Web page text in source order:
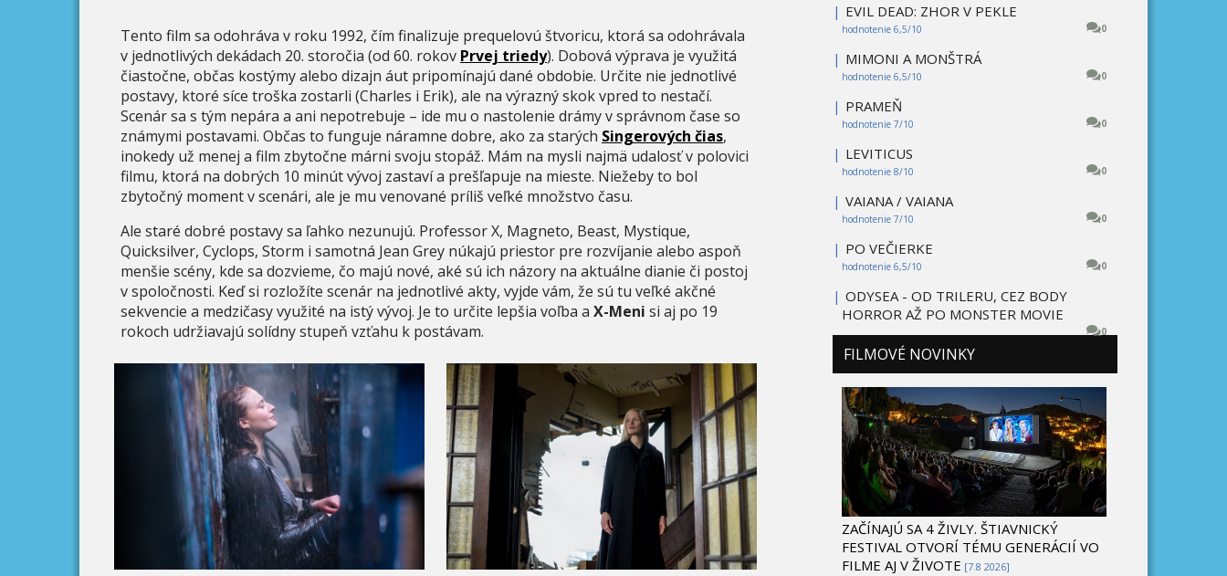
Tento film sa odohráva v roku 1992, čím finalizuje prequelovú štvoricu, ktorá sa odohrávala
v jednotlivých dekádach 20. storočia (od 60. rokov Prvej triedy). Dobová výprava je využitá
čiastočne, občas kostýmy alebo dizajn áut pripomínajú dané obdobie. Určite nie jednotlivé
postavy, ktoré síce troška zostarli (Charles i Erik), ale na výrazný skok vpred to nestačí.
Scenár sa s tým nepára a ani nepotrebuje – ide mu o nastolenie drámy v správnom čase so
známymi postavami. Občas to funguje náramne dobre, ako za starých Singerových čias,
inokedy už menej a film zbytočne márni svoju stopáž. Mám na mysli najmä udalosť v polovici
filmu, ktorá na dobrých 10 minút vývoj zastaví a prešľapuje na mieste. Niežeby to bol
zbytočný moment v scenári, ale je mu venované príliš veľké množstvo času.
Ale staré dobré postavy sa ľahko nezunujú. Professor X, Magneto, Beast, Mystique,
Quicksilver, Cyclops, Storm i samotná Jean Grey núkajú priestor pre rozvíjanie alebo aspoň
menšie scény, kde sa dozvieme, čo majú nové, aké sú ich názory na aktuálne dianie či postoj
v spoločnosti. Keď si rozložíte scenár na jednotlivé akty, vyjde vám, že sú tu veľké akčné
sekvencie a medzičasy využité na istý vývoj. Je to určite lepšia voľba a X-Meni si aj po 19
rokoch udržiavajú solídny stupeň vzťahu k postávam.
| EVIL DEAD: ZHOR V PEKLE
0
hodnotenie 6,5/10
| MIMONI A MONŠTRÁ
0
hodnotenie 6,5/10
| PRAMEŇ
0
hodnotenie 7/10
| LEVITICUS
0
hodnotenie 8/10
| VAIANA / VAIANA
0
hodnotenie 7/10
| PO VEČIERKE
0
hodnotenie 6,5/10
| ODYSEA - OD TRILERU, CEZ BODY
HORROR AŽ PO MONSTER MOVIE
0
FILMOVÉ NOVINKY
ZAČÍNAJÚ SA 4 ŽIVLY. ŠTIAVNICKÝ
FESTIVAL OTVORÍ TÉMU GENERÁCIÍ VO
FILME AJ V ŽIVOTE [7.8 2026]